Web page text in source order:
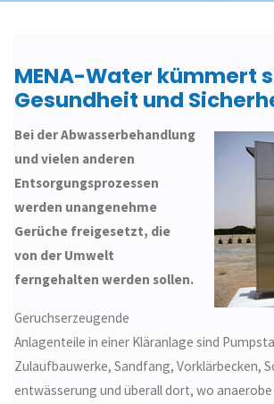
MENA-Water kümmert
Gesundheit und
Bei der Abwasserbehandlung
und vielen anderen
Entsorgungs­prozessen
werden unangenehme
Gerüche freigesetzt, die
von der Umwelt
ferngehalten werden sollen.
Geruchserzeugende
Anlagenteile in einer Kläranlage sind
Zulaufbauwerke, Sandfang, Vorklärbecken,
entwässerung und überall dort, wo